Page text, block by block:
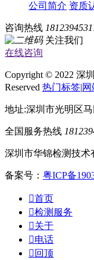
公司简介 资质
咨询热线
关注我们
在线咨询
Copyright © 2022 深
Reserved 热门标签|网
地址:深圳市光明区
全国服务热线
深圳市华锦检测技术
备案号： 粤ICP备
首页
检测服务
关于
电话
 回顶